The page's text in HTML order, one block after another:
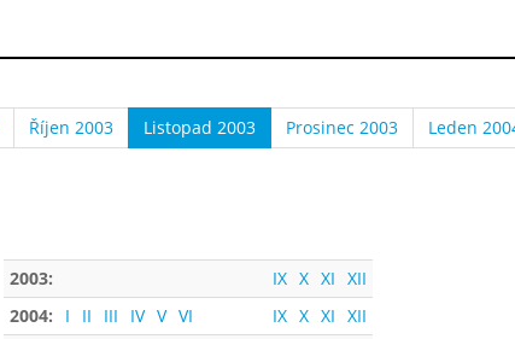
Říjen 2003 Listopad 2003 Prosinec 2003 Leden
2003: IX X XI XII
2004:
I II III IV V VI IX X XI XII